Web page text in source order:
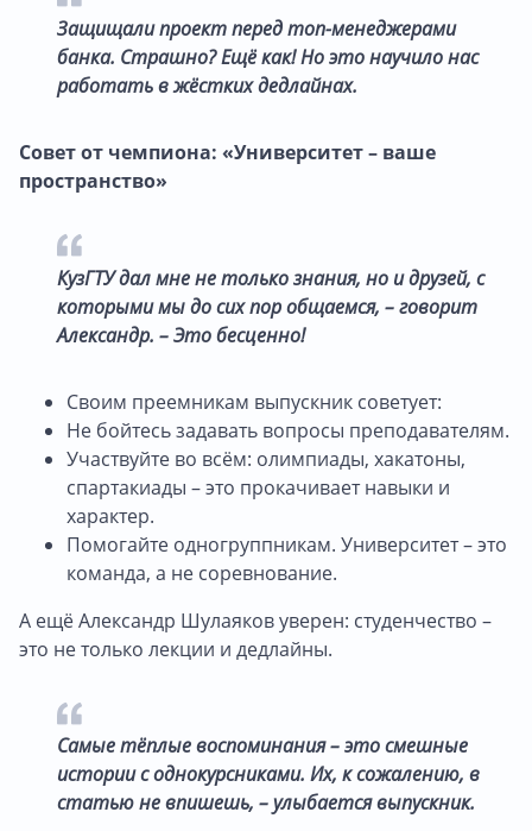
Защищали проект перед топ-менеджерами
банка. Страшно? Ещё как! Но это научило нас
работать в жёстких дедлайнах.
Совет от чемпиона: «Университет – ваше
пространство»
КузГТУ дал мне не только знания, но и друзей, с
которыми мы до сих пор общаемся, – говорит
Александр. – Это бесценно!
Своим преемникам выпускник советует:
Не бойтесь задавать вопросы преподавателям.
Участвуйте во всём: олимпиады, хакатоны,
спартакиады – это прокачивает навыки и
характер.
Помогайте одногруппникам. Университет – это
команда, а не соревнование.
А ещё Александр Шулаяков уверен: студенчество –
это не только лекции и дедлайны.
Самые тёплые воспоминания – это смешные
истории с однокурсниками. Их, к сожалению, в
статью не впишешь, – улыбается выпускник.